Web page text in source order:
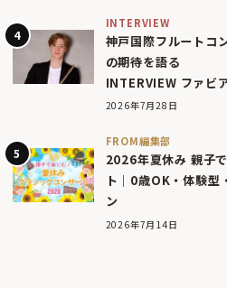
INTERVIEW
神戸国際フルートコ
の期待を語る
INTERVIEW ファビ
2026年7月28日
FROM編集部
2026年夏休み 親子
ト｜0歳OK・体験型
ン
2026年7月14日